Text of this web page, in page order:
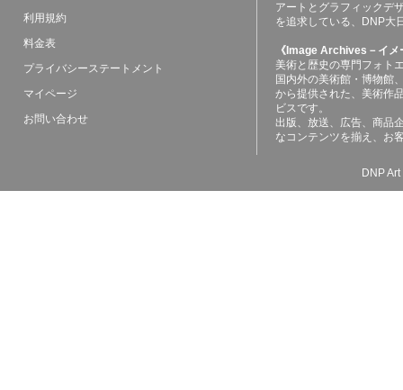
利用規約
料金表
プライバシーステートメント
マイページ
お問い合わせ
アートとグラフィックデ
を追求している、DNP大
《Image Archives－イ
美術と歴史の専門フォト
国内外の美術館・博物館
から提供された、美術作
ビスです。
出版、放送、広告、商品
なコンテンツを揃え、お
DNP